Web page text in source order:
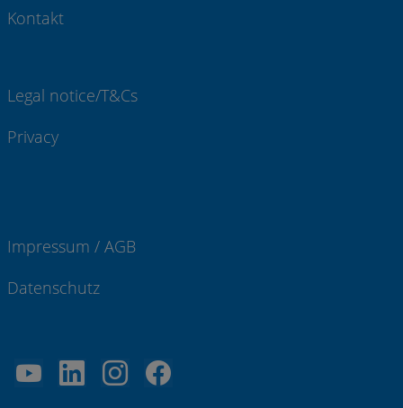
Kontakt
Legal notice/T&Cs
Privacy
Impressum / AGB
Datenschutz